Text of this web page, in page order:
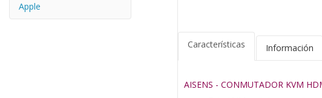
Apple
Características Información
AISENS - CONMUTADOR KVM